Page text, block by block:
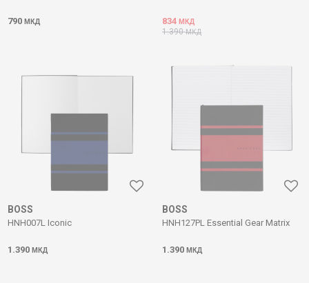
790 МКД 834 МКД
1.390МКД
BOSS
HNH007L Iconic
1.390 МКД
BOSS
HNH127PL Essential Gear Matrix
1.390 МКД